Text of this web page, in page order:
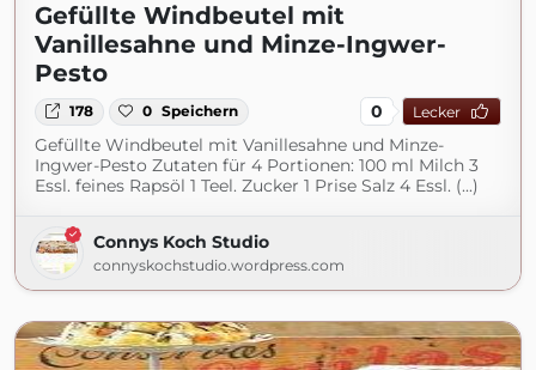
Gefüllte Windbeutel mit
Vanillesahne und Minze-Ingwer-
Pesto
178 0 Speichern 0 Lecker
Gefüllte Windbeutel mit Vanillesahne und Minze-
Ingwer-Pesto Zutaten für 4 Portionen: 100 ml Milch 3
Essl. feines Rapsöl 1 Teel. Zucker 1 Prise Salz 4 Essl. (...)
Connys Koch Studio
connyskochstudio.wordpress.com